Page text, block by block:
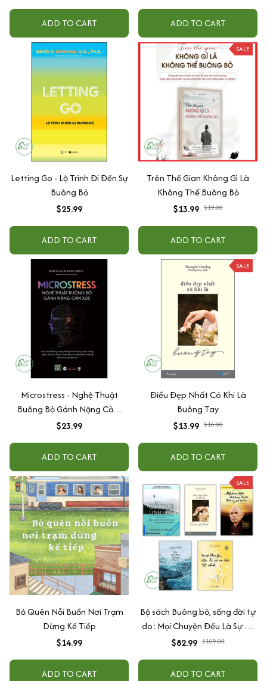
ADD TO CART ADD TO CART
Letting Go - Lộ Trình Đi Đến Sự
Buông Bỏ
$25.99
ADD TO CART
SALE
Trên Thế Gian Không Gì Là
Không Thể Buông Bỏ
$13.99 $19.00
ADD TO CART
Microstress - Nghệ Thuật
Buông Bỏ Gánh Nặng Cảm
Xúc
$23.99
ADD TO CART
SALE
Điều Đẹp Nhất Có Khi Là
Buông Tay
$13.99 $16.00
ADD TO CART
Bỏ Quên Nỗi Buồn Nơi Trạm
Dừng Kế Tiếp
$14.99
ADD TO CART
SALE
Bộ sách Buông bỏ, sống đời tự
do: Mọi Chuyện Đều Là Sự An
Bài Tốt Nhất + Cởi Trói Linh
Đừng Sợ Hãi + Điều Đẹp Nhất
$82.99 $109.00
ADD TO CART